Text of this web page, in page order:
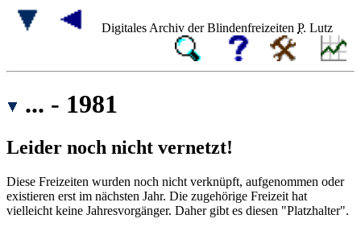
Digitales Archiv der BlindenfreizeitenP. Lutz
... - 1981
Leider noch nicht vernetzt!
Diese Freizeiten wurden noch nicht verknüpft, aufgenommen oder
existieren erst im nächsten Jahr. Die zugehörige Freizeit hat
vielleicht keine Jahresvorgänger. Daher gibt es diesen "Platzhalter".